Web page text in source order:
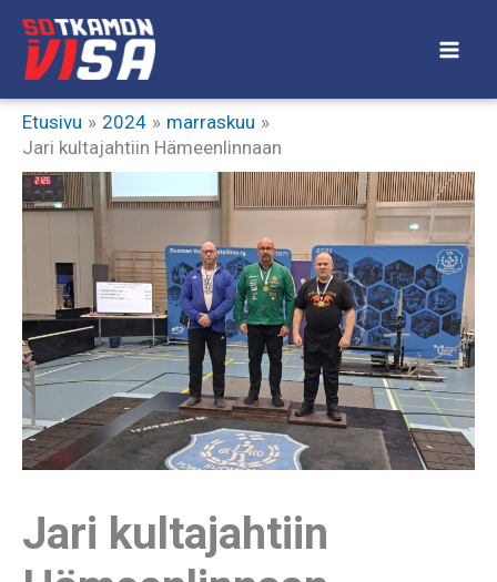
Siirry
sisältöön
Etusivu 2024
marraskuu
Jari kultajahtiin Hämeenlinnaan
Jari kultajahtiin